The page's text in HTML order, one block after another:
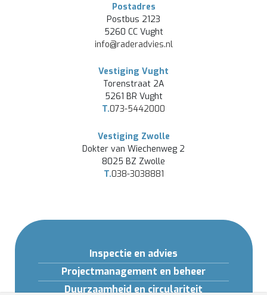
Postadres
Postbus 2123
5260 CC Vught
info@raderadvies.nl
Vestiging Vught
Torenstraat 2A
5261 BR Vught
T.073-5442000
Vestiging Zwolle
Dokter van Wiechenweg 2
8025 BZ Zwolle
T.038-3038881
Inspectie en advies
Projectmanagement en beheer
Duurzaamheid en circulariteit